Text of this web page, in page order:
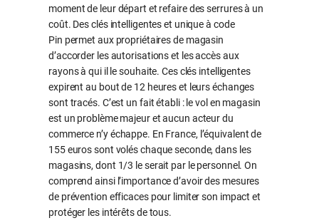
moment de leur départ et refaire des serrures à un
coût. Des clés intelligentes et unique à code
Pin permet aux propriétaires de magasin
d’accorder les autorisations et les accès aux
rayons à qui il le souhaite. Ces clés intelligentes
expirent au bout de 12 heures et leurs échanges
sont tracés. C’est un fait établi : le vol en magasin
est un problème majeur et aucun acteur du
commerce n’y échappe. En France, l’équivalent de
155 euros sont volés chaque seconde, dans les
magasins, dont 1/3 le serait par le personnel. On
comprend ainsi l’importance d’avoir des mesures
de prévention efficaces pour limiter son impact et
protéger les intérêts de tous.